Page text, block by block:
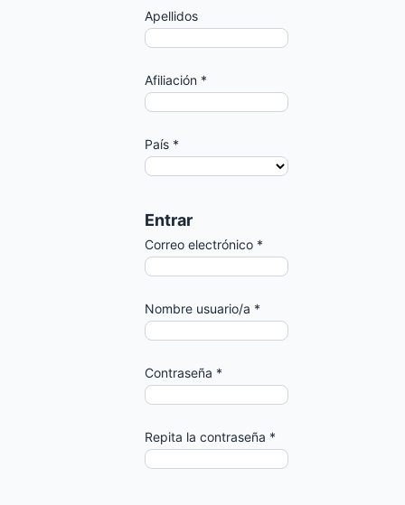
Apellidos
Afiliación *
País *
Entrar
Correo electrónico *
Nombre usuario/a *
Contraseña *
Repita la contraseña *